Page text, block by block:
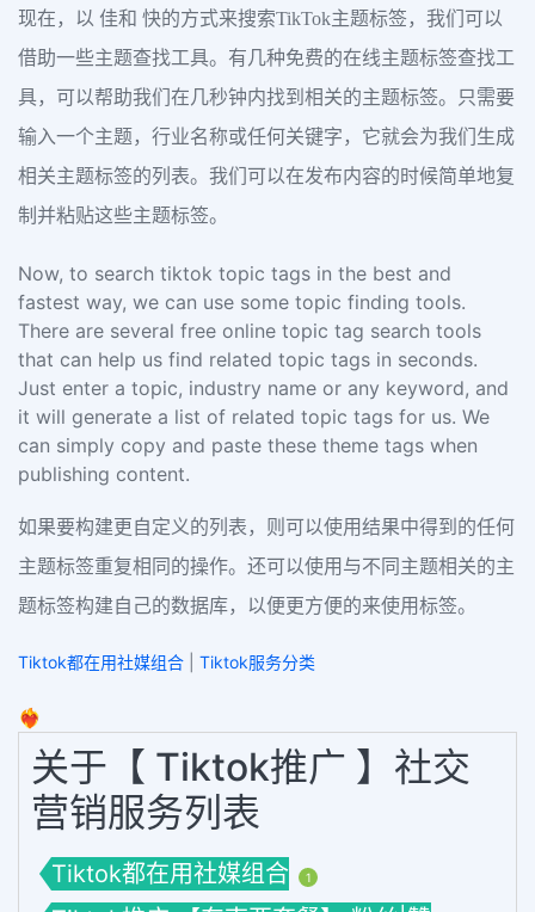
现在，以 佳和 快的方式来搜索TikTok主题标签，我们可以
借助一些主题查找工具。有几种免费的在线主题标签查找工
具，可以帮助我们在几秒钟内找到相关的主题标签。只需要
输入一个主题，行业名称或任何关键字，它就会为我们生成
相关主题标签的列表。我们可以在发布内容的时候简单地复
制并粘贴这些主题标签。
Now, to search tiktok topic tags in the best and
fastest way, we can use some topic finding tools.
There are several free online topic tag search tools
that can help us find related topic tags in seconds.
Just enter a topic, industry name or any keyword, and
it will generate a list of related topic tags for us. We
can simply copy and paste these theme tags when
publishing content.
如果要构建更自定义的列表，则可以使用结果中得到的任何
主题标签重复相同的操作。还可以使用与不同主题相关的主
题标签构建自己的数据库，以便更方便的来使用标签。
Tiktok都在用社媒组合 Tiktok服务分类
❤️‍🔥
关于【 Tiktok推广 】社交
营销服务列表
Tiktok都在用社媒组合 1